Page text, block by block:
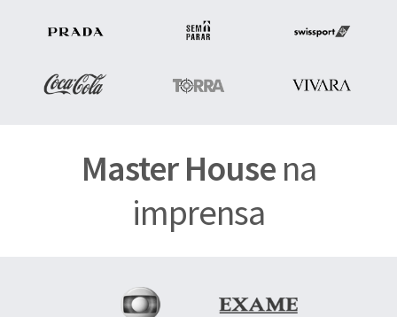
Master Housena
imprensa